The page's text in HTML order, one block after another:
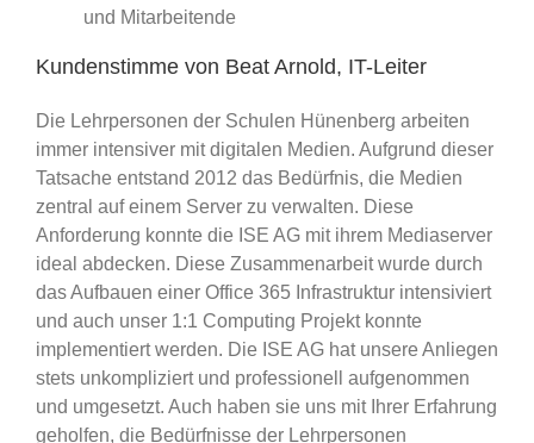
und Mitarbeitende
Kundenstimme von Beat Arnold, IT-Leiter
Die Lehrpersonen der Schulen Hünenberg arbeiten
immer intensiver mit digitalen Medien. Aufgrund dieser
Tatsache entstand 2012 das Bedürfnis, die Medien
zentral auf einem Server zu verwalten. Diese
Anforderung konnte die ISE AG mit ihrem Mediaserver
ideal abdecken. Diese Zusammenarbeit wurde durch
das Aufbauen einer Office 365 Infrastruktur intensiviert
und auch unser 1:1 Computing Projekt konnte
implementiert werden. Die ISE AG hat unsere Anliegen
stets unkompliziert und professionell aufgenommen
und umgesetzt. Auch haben sie uns mit Ihrer Erfahrung
geholfen, die Bedürfnisse der Lehrpersonen